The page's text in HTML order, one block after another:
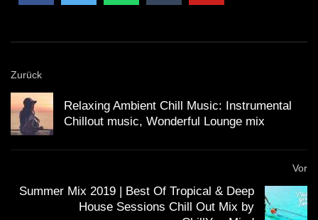
Zurück
Relaxing Ambient Chill Music: Instrumental
Chillout music, Wonderful Lounge mix
Vor
Summer Mix 2019 | Best Of Tropical & Deep
House Sessions Chill Out Mix by